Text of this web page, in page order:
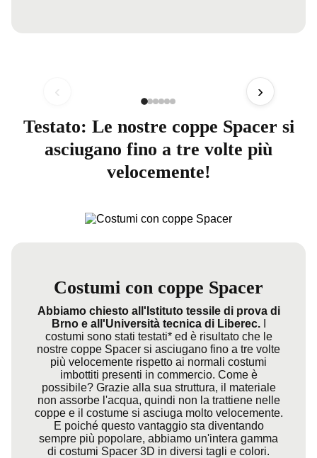
‹ ›
Testato: Le nostre coppe Spacer si
asciugano fino a tre volte più
velocemente!
Costumi con coppe Spacer
Abbiamo chiesto all'Istituto tessile di prova di
Brno e all'Università tecnica di Liberec.I
costumi sono stati testati* ed è risultato che le
nostre coppe Spacer si asciugano fino a tre volte
più velocemente rispetto ai normali costumi
imbottiti presenti in commercio. Come è
possibile? Grazie alla sua struttura, il materiale
non assorbe l'acqua, quindi non la trattiene nelle
coppe e il costume si asciuga molto velocemente.
E poiché questo vantaggio sta diventando
sempre più popolare, abbiamo un'intera gamma
di costumi Spacer 3D in diversi tagli e colori.